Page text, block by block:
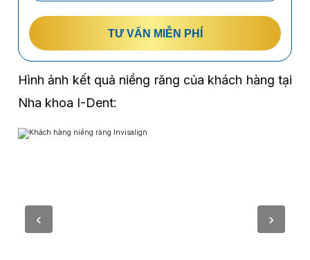
TƯ VẤN MIỄN PHÍ
Hình ảnh kết quả niềng răng của khách hàng tại
Nha khoa I-Dent: